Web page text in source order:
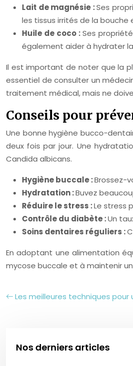
Lait de magnésie :Ses
les tissus irrités de la bouche
Huile de coco :Ses
également aider à hydrater
Il est important de noter que la
essentiel de consulter un
traitement médical, mais ne
Conseils pour
Une bonne hygiène bucco-
deux fois par jour. Une
Candida albicans.
Hygiène buccale :Brossez-
Hydratation :Buvez
Réduire le stress :Le stress
Contrôle du diabète :Un
Soins dentaires réguliers :
En adoptant une alimentation
mycose buccale et à maintenir
Les meilleures techniques
Nos derniers articles